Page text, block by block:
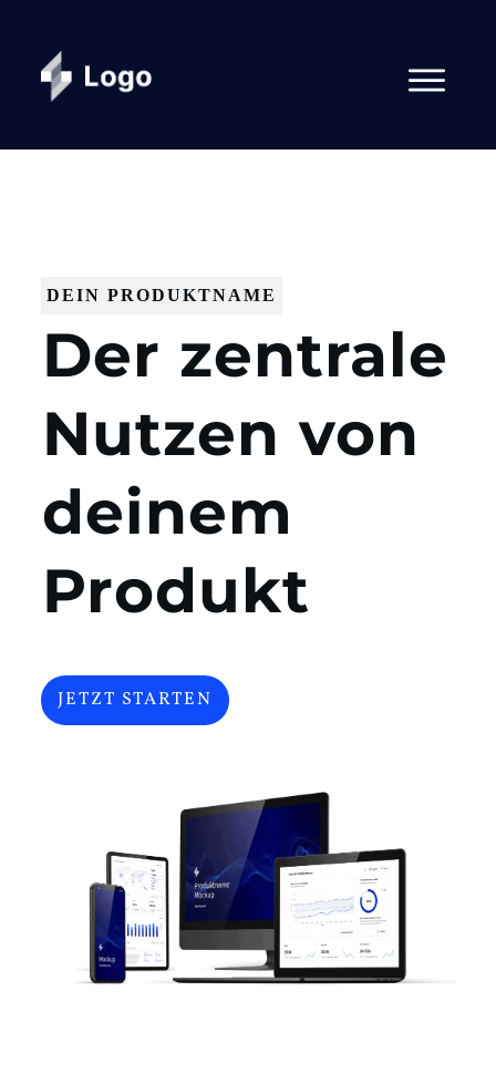
DEIN PRODUKTNAME
Der zentrale
Nutzen von
deinem
Produkt
JETZT STARTEN